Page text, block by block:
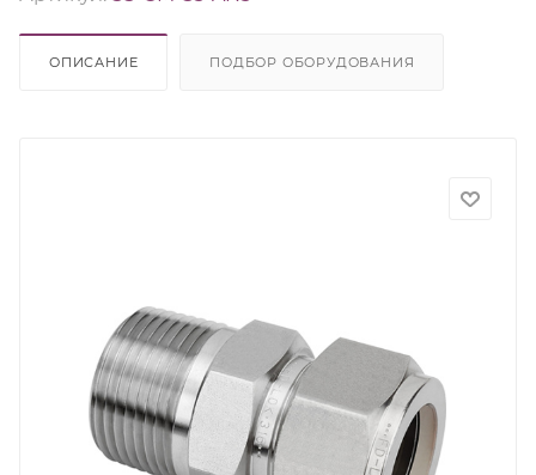
ОПИСАНИЕ ПОДБОР ОБОРУДОВАНИЯ